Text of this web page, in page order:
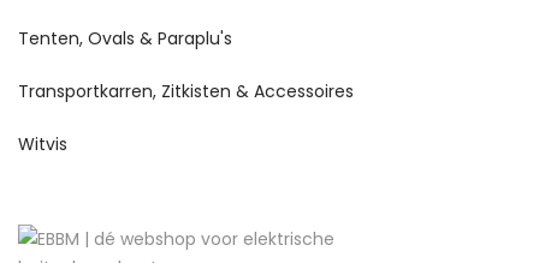
Tenten, Ovals & Paraplu's
Transportkarren, Zitkisten & Accessoires
Witvis